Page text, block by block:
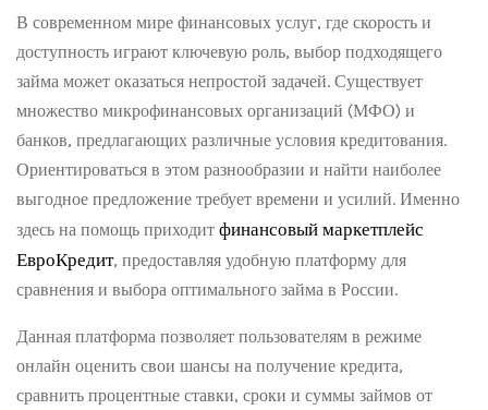
В современном мире финансовых услуг, где скорость и
доступность играют ключевую роль, выбор подходящего
займа может оказаться непростой задачей. Существует
множество микрофинансовых организаций (МФО) и
банков, предлагающих различные условия кредитования.
Ориентироваться в этом разнообразии и найти наиболее
выгодное предложение требует времени и усилий. Именно
здесь на помощь приходит финансовый маркетплейс
ЕвроКредит, предоставляя удобную платформу для
сравнения и выбора оптимального займа в России.
Данная платформа позволяет пользователям в режиме
онлайн оценить свои шансы на получение кредита,
сравнить процентные ставки, сроки и суммы займов от